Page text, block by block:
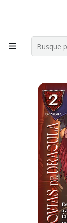
Por compras
Inicio